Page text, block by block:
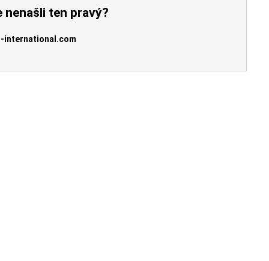
ten pravý?
international.com